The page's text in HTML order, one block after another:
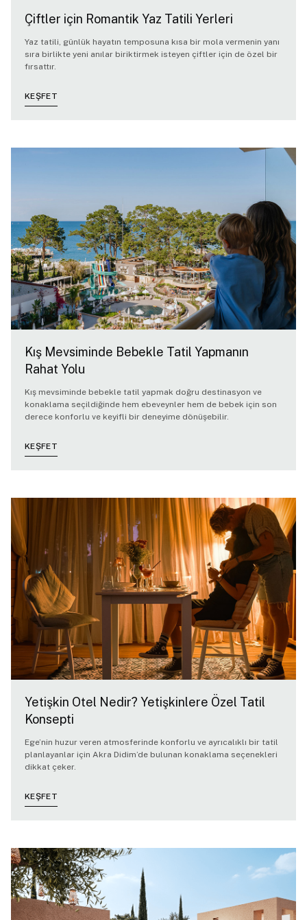
Çiftler için Romantik Yaz Tatili Yerleri
Yaz tatili, günlük hayatın temposuna kısa bir mola vermenin yanı
sıra birlikte yeni anılar biriktirmek isteyen çiftler için de özel bir
fırsattır.
KEŞFET
Kış Mevsiminde Bebekle Tatil Yapmanın
Rahat Yolu
Kış mevsiminde bebekle tatil yapmak doğru destinasyon ve
konaklama seçildiğinde hem ebeveynler hem de bebek için son
derece konforlu ve keyifli bir deneyime dönüşebilir.
KEŞFET
Yetişkin Otel Nedir? Yetişkinlere Özel Tatil
Konsepti
Ege’nin huzur veren atmosferinde konforlu ve ayrıcalıklı bir tatil
planlayanlar için Akra Didim’de bulunan konaklama seçenekleri
dikkat çeker.
KEŞFET